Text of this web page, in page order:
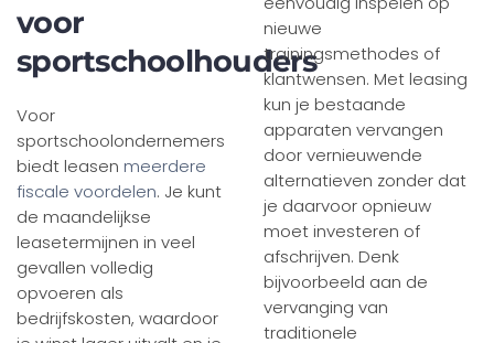
voor
sportschoolhouders
Voor
sportschoolondernemers
biedt leasen meerdere
fiscale voordelen. Je kunt
de maandelijkse
leasetermijnen in veel
gevallen volledig
opvoeren als
bedrijfskosten, waardoor
nieuwe
trainingsmethodes of
klantwensen. Met leasing
kun je bestaande
apparaten vervangen
door vernieuwende
alternatieven zonder dat
je daarvoor opnieuw
moet investeren of
afschrijven. Denk
bijvoorbeeld aan de
vervanging van
traditionele